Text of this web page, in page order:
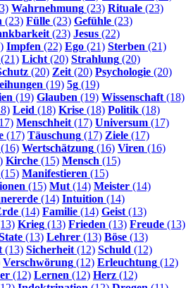
Wahrnehmung (23) Rituale (23)
(23) Fülle (23) Gefühle (23)
(23) Jesus (22)
Impfen (22) Ego (21) Sterben (21)
Licht(20) Strahlung (20)
(20) Zeit(20) Psychologie (20)
(19) 5g (19)
(19) Glauben (19) Wissenschaft(18)
Leid (18) Krise (18) Politik (18)
Menschheit(17) Universum (17)
(17) Täuschung (17) Ziele (17)
(16) Wertschätzung (16) Viren (16)
Kirche (15) Mensch (15)
(15) Manifestieren (15)
(15) Mut(14) Meister (14)
(14) Intuition (14)
(14) Familie (14) Geist(13)
Krieg (13) Frieden (13) Freude (13)
(13) Lehrer (13) Böse (13)
(13) Sicherheit(12) Schuld (12)
Verschwörung (12) Erleuchtung (12)
(12) Lernen (12) Herz (12)